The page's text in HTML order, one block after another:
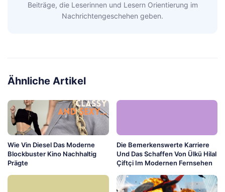
Beiträge, die Leserinnen und Lesern Orientierung im
Nachrichtengeschehen geben.
Ähnliche Artikel
Wie Vin Diesel Das Moderne
Blockbuster Kino Nachhaltig
Prägte
Die Bemerkenswerte Karriere
Und Das Schaffen Von Ülkü Hilal
Çiftçi Im Modernen Fernsehen